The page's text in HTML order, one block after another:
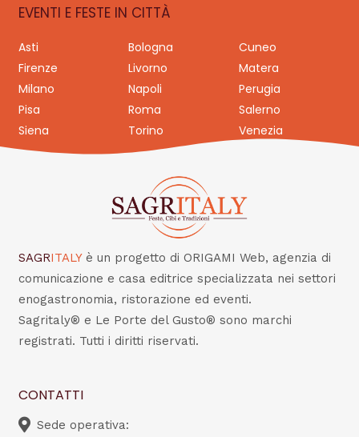
EVENTI E FESTE IN CITTÀ
Asti Bologna
Cuneo
Firenze
Livorno
Matera
Milano
Napoli
Perugia
Pisa
Roma
Salerno
Siena
Torino Venezia
SAGRITALY è un progetto di ORIGAMI Web, agenzia di
comunicazione e casa editrice specializzata nei settori
enogastronomia, ristorazione ed eventi.
Sagritaly® e Le Porte del Gusto® sono marchi
registrati. Tutti i diritti riservati.
CONTATTI
Sede operativa: